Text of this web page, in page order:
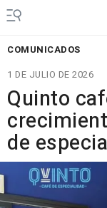
COMUNICADOS
1 DE JULIO DE 2026
Quinto
de